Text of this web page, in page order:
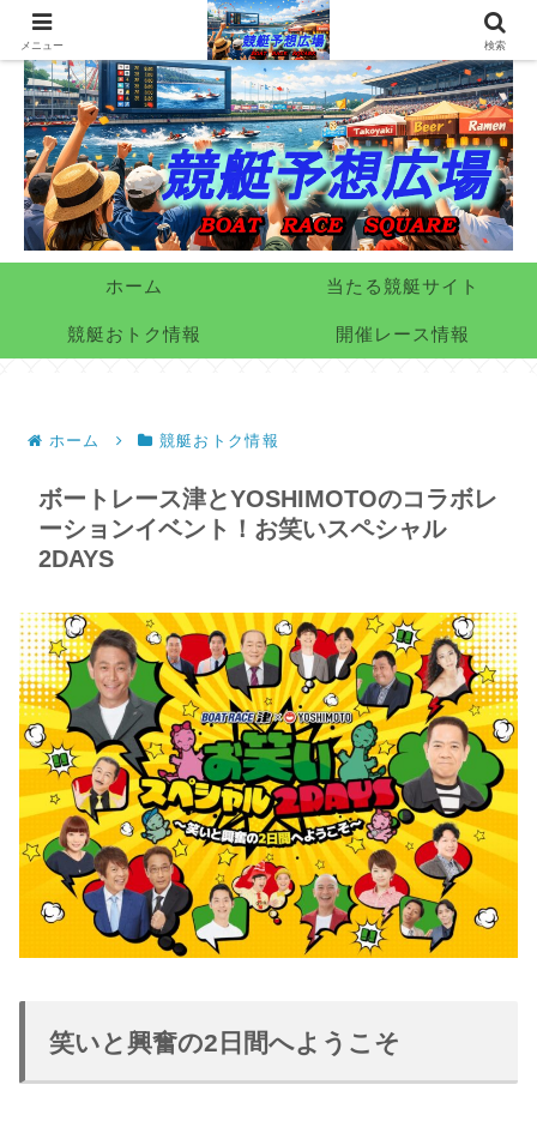
ホーム 当たる競艇サイト
競艇おトク情報 開催レース情報
ホーム 競艇おトク情報
ボートレース津とYOSHIMOTOのコラボレ
ーションイベント！お笑いスペシャル
2DAYS
笑いと興奮の2日間へようこそ
メニュー 検索